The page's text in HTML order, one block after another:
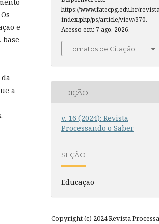
e
a
https://www.fatecpg.edu.br/
index.php/ps/article/view/370.
Acesso em: 7 ago. 2026.
Fomatos de Citação
EDIÇÃO
v. 16 (2024): Revista
Processando o Saber
SEÇÃO
Educação
Copyright (c) 2024 Revista